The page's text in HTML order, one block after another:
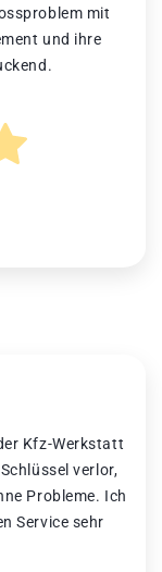
mit
und ihre
Kfz-Werkstatt
verlor,
Probleme. Ich
Service sehr